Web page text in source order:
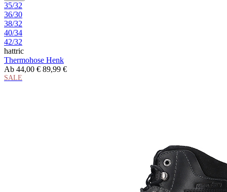
35/32
36/30
38/32
40/34
42/32
hattric
Thermohose Henk
Ab 44,00 € 89,99 €
SALE